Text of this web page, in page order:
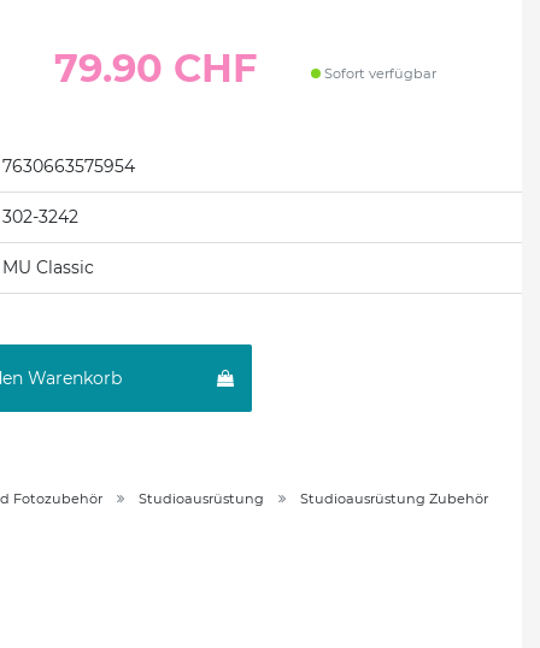
79.90 CHF Sofort verfügbar
7630663575954
302-3242
MU Classic
Warenkorb
Fotozubehör Studioausrüstung Studioausrüstung Zubehör